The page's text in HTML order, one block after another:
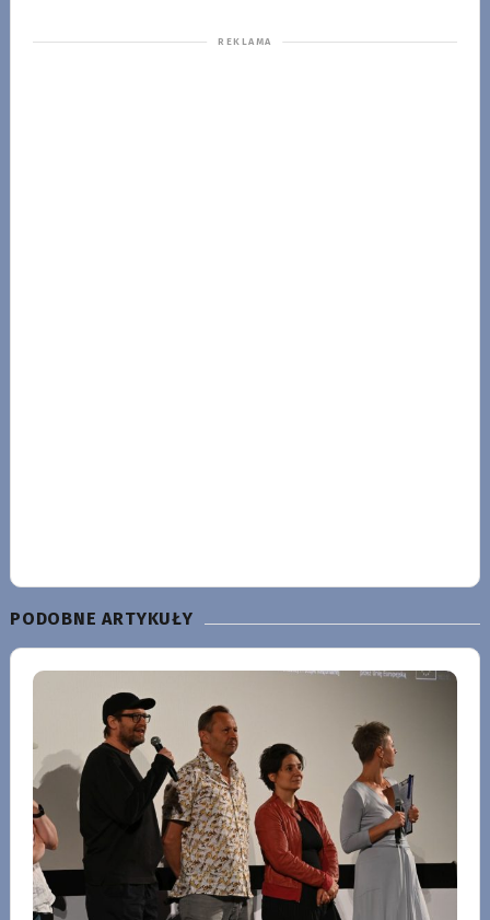
PODOBNE ARTYKUŁY